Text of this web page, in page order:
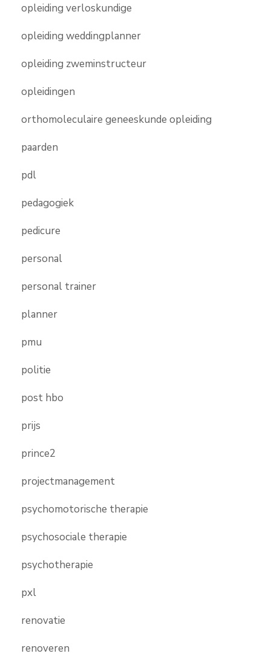
opleiding verloskundige
opleiding weddingplanner
opleiding zweminstructeur
opleidingen
orthomoleculaire geneeskunde opleiding
paarden
pdl
pedagogiek
pedicure
personal
personal trainer
planner
pmu
politie
post hbo
prijs
prince2
projectmanagement
psychomotorische therapie
psychosociale therapie
psychotherapie
pxl
renovatie
renoveren